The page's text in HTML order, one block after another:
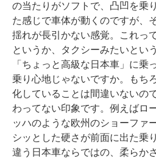
の当たりがソフトで、凸凹を乗
た感じで車体が動くのですが、
揺れが長引かない感覚。これっ
というか、タクシーみたいとい
「ちょっと高級な日本車」に乗
乗り心地じゃないですか。もち
化していることは間違いないの
わってない印象です。例えばロ
ッハのような欧州のショーファ
シッとした硬さが前面に出た乗
違う日本車ならではの、柔らか